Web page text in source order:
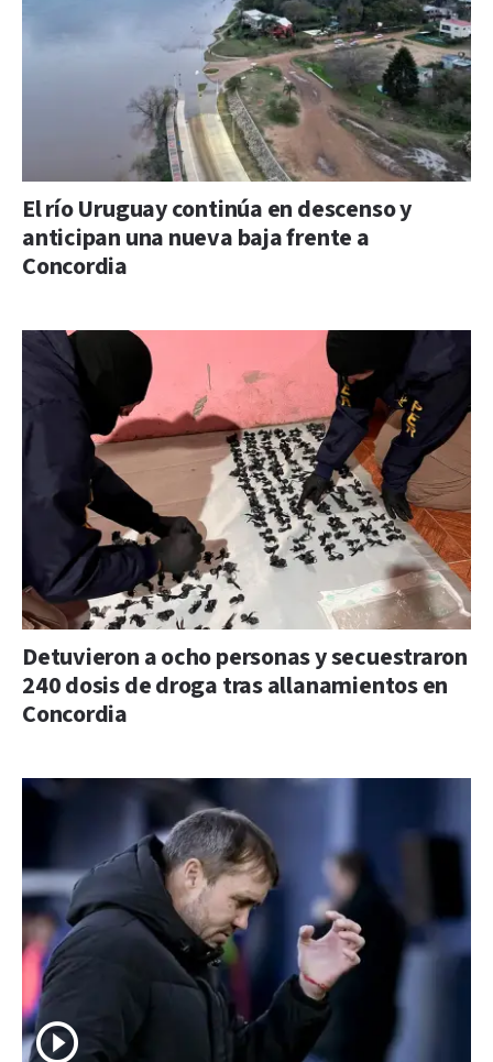
El río Uruguay continúa en descenso y
anticipan una nueva baja frente a
Concordia
Detuvieron a ocho personas y secuestraron
240 dosis de droga tras allanamientos en
Concordia